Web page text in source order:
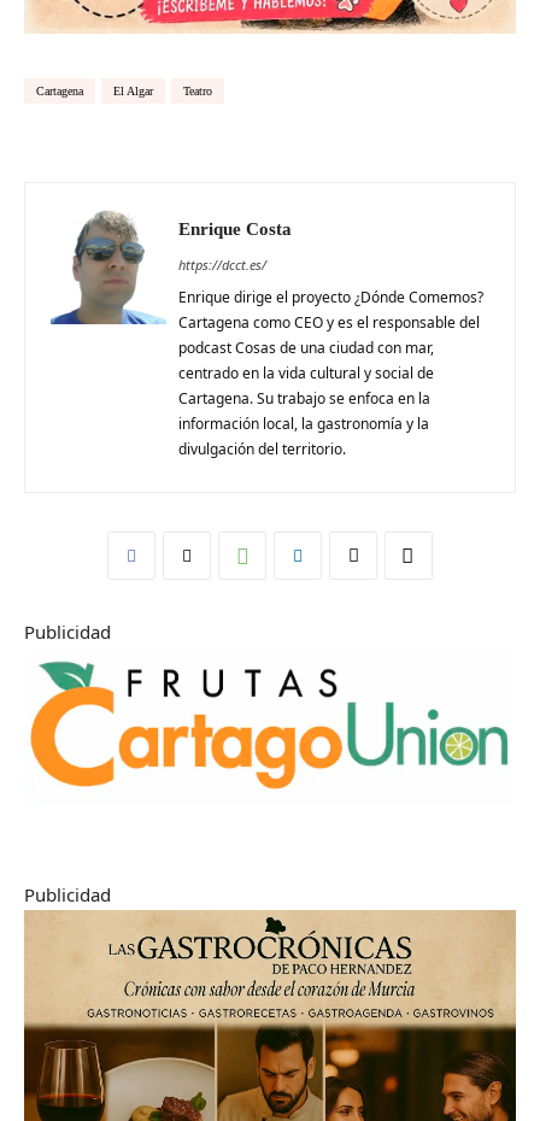
Cartagena El Algar Teatro
Enrique Costa
https://dcct.es/
Enrique dirige el proyecto ¿Dónde Comemos?
Cartagena como CEO y es el responsable del
podcast Cosas de una ciudad con mar,
centrado en la vida cultural y social de
Cartagena. Su trabajo se enfoca en la
información local, la gastronomía y la
divulgación del territorio.
Publicidad
Publicidad